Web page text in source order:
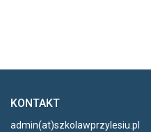
KONTAKT
admin(at)szkolawprzylesiu.pl